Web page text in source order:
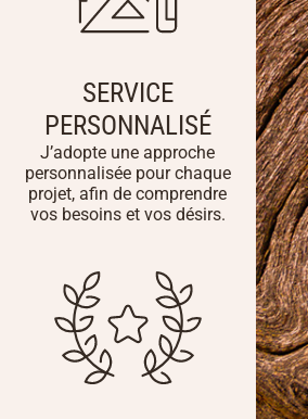
SERVICE
PERSONNALISÉ
J’adopte une approche
personnalisée pour chaque
projet, afin de comprendre
vos besoins et vos désirs.